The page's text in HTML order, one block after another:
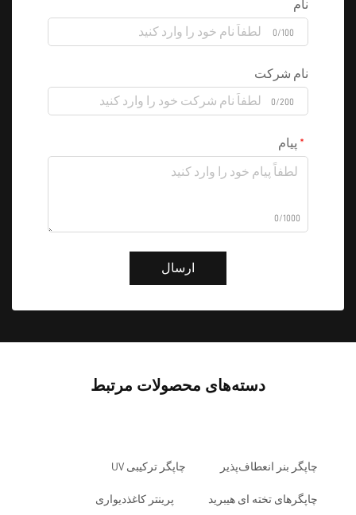
نام
0/100
نام شرکت
0/200
پیام
0/1000
ارسال
دسته‌های محصولات مرتبط
چاپگر بنر انعطاف‌پذیر چاپگر ترکیبی UV
چاپگرهای تخته ای هیبرید پرینتر کاغذدیواری